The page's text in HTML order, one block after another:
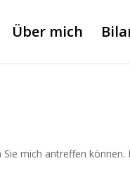
Über mich
mich antreffen können.